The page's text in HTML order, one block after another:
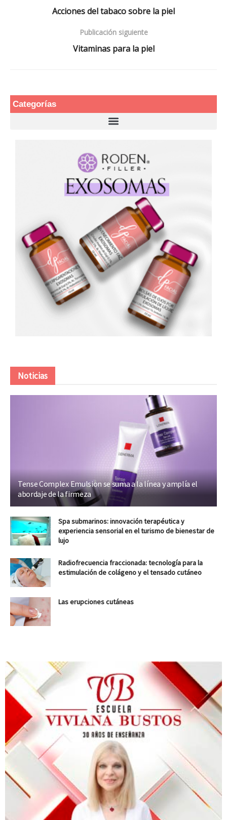
Acciones del tabaco sobre la piel
Publicación siguiente
Vitaminas para la piel
Categorías
Noticias
Tense Complex Emulsion se suma a la línea y amplía el
abordaje de la firmeza
Spa submarinos: innovación terapéutica y
experiencia sensorial en el turismo de bienestar de
lujo
Radiofrecuencia fraccionada: tecnología para la
estimulación de colágeno y el tensado cutáneo
Las erupciones cutáneas